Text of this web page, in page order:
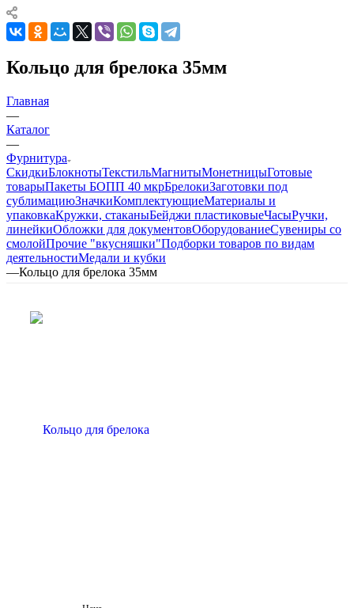
Кольцо для брелока 35мм
Главная
—
Каталог
—
Фурнитура
СкидкиБлокнотыТекстильМагнитыМонетницыГотовые
товарыПакеты БОПП 40 мкрБрелокиЗаготовки под
сублимациюЗначкиКомплектующиеМатериалы и
упаковкаКружки, стаканыБейджи пластиковыеЧасыРучки,
линейкиОбложки для документовОборудованиеСувениры со
смолойПрочие "вкусняшки"Подборки товаров по видам
деятельностиМедали и кубки
—Кольцо для брелока 35мм